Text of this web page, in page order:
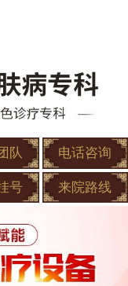
队 电话咨询
号 来院路线